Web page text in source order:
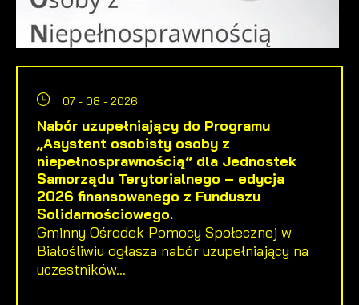
07 - 08 - 2026
Nabór uzupełniający do Programu
„Asystent osobisty osoby z
niepełnosprawnością” dla Jednostek
Samorządu Terytorialnego – edycja
2026 finansowanego z Funduszu
Solidarnościowego.
Gminny Ośrodek Pomocy Społecznej w
Białośliwiu ogłasza nabór uzupełniający na
uczestników...